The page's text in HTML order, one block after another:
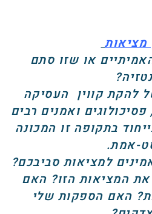
מציאות
או שזו סתם
להקת קווין העסיקה
ואמנים רבים
בתקופה זו המכונה
אמת.
למציאות סביבכם?
המציאות הזו? האם
האם הספקות שלי